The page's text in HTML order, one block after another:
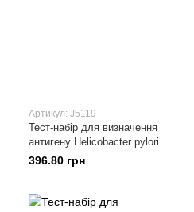
Артикул: J5119
Тест-набір для визначення
антигену Helicobacter pylori
(HP-Ag) у собак і котів
396.80 грн